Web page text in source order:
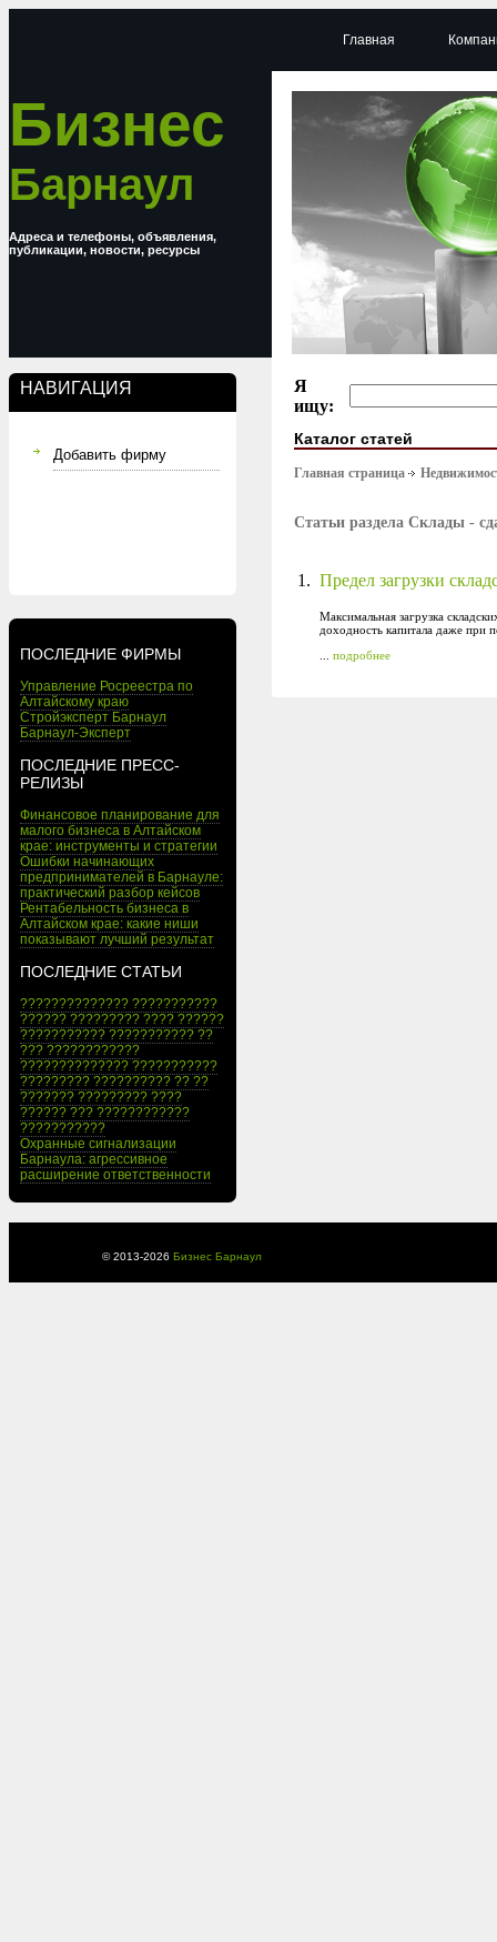
Бизнес
Барнаул
Адреса и телефоны, объявления,
публикации, новости, ресурсы
НАВИГАЦИЯ
Добавить фирму
ПОСЛЕДНИЕ ФИРМЫ
Управление Росреестра по
Алтайскому краю
Стройэксперт Барнаул
Барнаул-Эксперт
ПОСЛЕДНИЕ ПРЕСС-
РЕЛИЗЫ
Финансовое планирование для
малого бизнеса в Алтайском
крае: инструменты и стратегии
Ошибки начинающих
предпринимателей в Барнауле:
практический разбор кейсов
Рентабельность бизнеса в
Алтайском крае: какие ниши
показывают лучший результат
ПОСЛЕДНИЕ СТАТЬИ
?????????????? ???????????
?????? ????????? ???? ??????
??????????? ??????????? ??
??? ????????????
?????????????? ???????????
????????? ?????????? ?? ??
??????? ????????? ????
?????? ??? ????????????
???????????
Охранные сигнализации
Барнаула: агрессивное
расширение ответственности
Главная
Я
ищу:
Каталог статей
Главная страница
Статьи раздела Склады -
1. Предел загрузки
Максимальная загрузка
доходность капитала даже при
подробнее
© 2013-2026 Бизнес Барнаул